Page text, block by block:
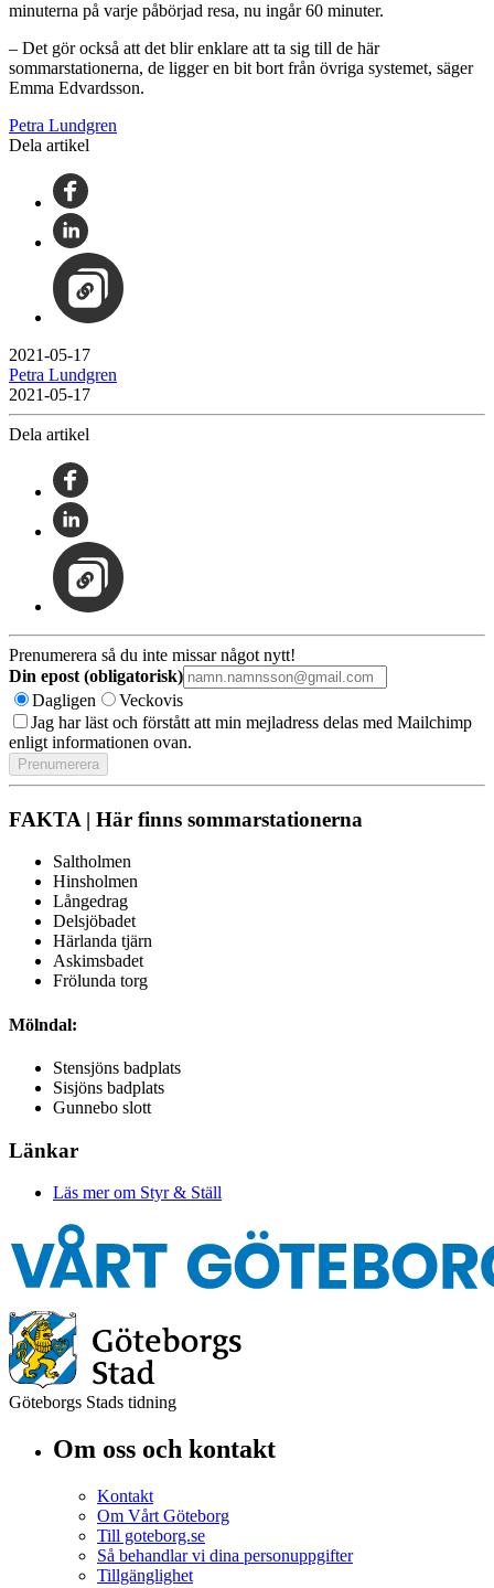
minuterna på varje påbörjad resa, nu ingår 60 minuter.
– Det gör också att det blir enklare att ta sig till de här
sommarstationerna, de ligger en bit bort från övriga systemet, säger
Emma Edvardsson.
Petra Lundgren
Dela artikel
2021-05-17
Petra Lundgren
2021-05-17
Dela artikel
Prenumerera så du inte missar något nytt!
Din epost (obligatorisk)
Dagligen
Veckovis
Jag har läst och förstått att min mejladress delas med Mailchimp
enligt informationen ovan.
FAKTA | Här finns sommarstationerna
Saltholmen
Hinsholmen
Långedrag
Delsjöbadet
Härlanda tjärn
Askimsbadet
Frölunda torg
Mölndal:
Stensjöns badplats
Sisjöns badplats
Gunnebo slott
Länkar
Läs mer om Styr & Ställ
Göteborgs Stads tidning
Om oss och kontakt
Kontakt
Om Vårt Göteborg
Till goteborg.se
Så behandlar vi dina personuppgifter
Tillgänglighet